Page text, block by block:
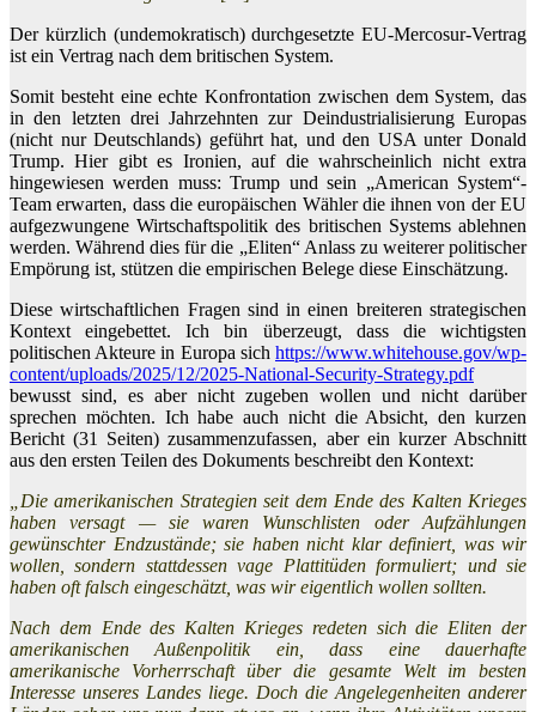
Der kürzlich (undemokratisch) durchgesetzte EU-Mercosur-Vertrag
ist ein Vertrag nach dem britischen System.
Somit besteht eine echte Konfrontation zwischen dem System, das
in den letzten drei Jahrzehnten zur Deindustrialisierung Europas
(nicht nur Deutschlands) geführt hat, und den USA unter Donald
Trump. Hier gibt es Ironien, auf die wahrscheinlich nicht extra
hingewiesen werden muss: Trump und sein „American System“-
Team erwarten, dass die europäischen Wähler die ihnen von der EU
aufgezwungene Wirtschaftspolitik des britischen Systems ablehnen
werden. Während dies für die „Eliten“ Anlass zu weiterer politischer
Empörung ist, stützen die empirischen Belege diese Einschätzung.
Diese wirtschaftlichen Fragen sind in einen breiteren strategischen
Kontext eingebettet. Ich bin überzeugt, dass die wichtigsten
politischen Akteure in Europa sich https://www.whitehouse.gov/wp-
content/uploads/2025/12/2025-National-Security-Strategy.pdf
bewusst sind, es aber nicht zugeben wollen und nicht darüber
sprechen möchten. Ich habe auch nicht die Absicht, den kurzen
Bericht (31 Seiten) zusammenzufassen, aber ein kurzer Abschnitt
aus den ersten Teilen des Dokuments beschreibt den Kontext:
„Die amerikanischen Strategien seit dem Ende des Kalten Krieges
haben versagt — sie waren Wunschlisten oder Aufzählungen
gewünschter Endzustände; sie haben nicht klar definiert, was wir
wollen, sondern stattdessen vage Plattitüden formuliert; und sie
haben oft falsch eingeschätzt, was wir eigentlich wollen sollten.
Nach dem Ende des Kalten Krieges redeten sich die Eliten der
amerikanischen Außenpolitik ein, dass eine dauerhafte
amerikanische Vorherrschaft über die gesamte Welt im besten
Interesse unseres Landes liege. Doch die Angelegenheiten anderer